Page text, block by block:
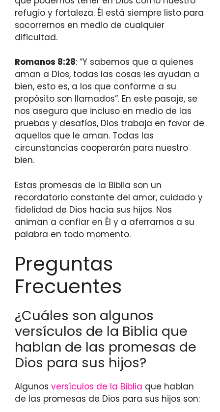
refugio y fortaleza. Él está siempre listo para
socorrernos en medio de cualquier
dificultad.
Romanos 8:28: “Y sabemos que a quienes
aman a Dios, todas las cosas les ayudan a
bien, esto es, a los que conforme a su
propósito son llamados”. En este pasaje, se
nos asegura que incluso en medio de las
pruebas y desafíos, Dios trabaja en favor de
aquellos que le aman. Todas las
circunstancias cooperarán para nuestro
bien.
Estas promesas de la Biblia son un
recordatorio constante del amor, cuidado y
fidelidad de Dios hacia sus hijos. Nos
animan a confiar en Él y a aferrarnos a su
palabra en todo momento.
Preguntas
Frecuentes
¿Cuáles son algunos
versículos de la Biblia que
hablan de las promesas de
Dios para sus hijos?
Algunos versículos de la Biblia que hablan
de las promesas de Dios para sus hijos son: